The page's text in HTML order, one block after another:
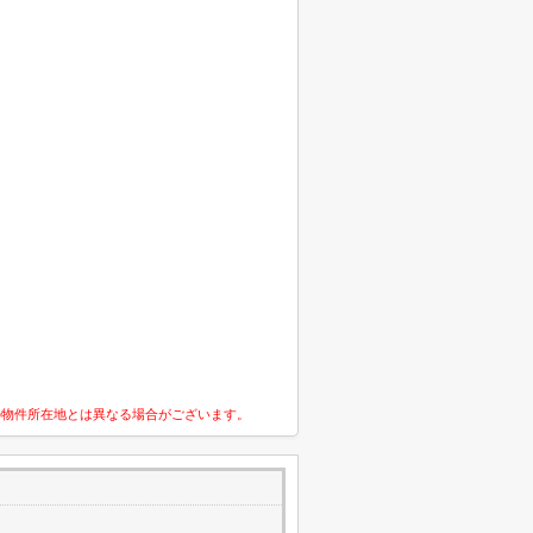
件所在地とは異なる場合がございます。